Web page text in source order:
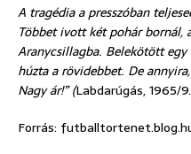
A tragédia a presszóban
Többet ivott két pohár bornál,
Aranycsillagba. Belekötött egy
húzta a rövidebbet. De
Nagy ár!” (Labdarúgás, 1965/
Forrás: